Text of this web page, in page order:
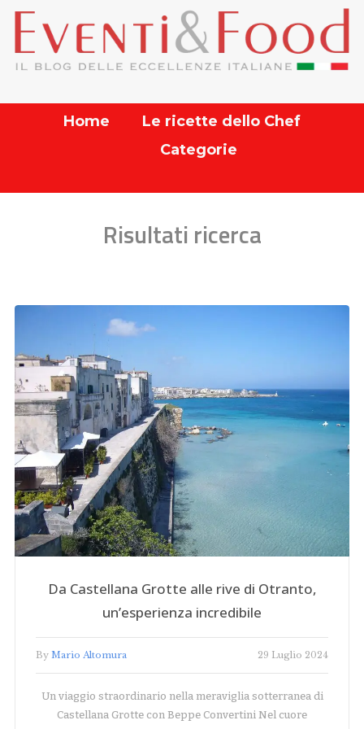
Home
Le ricette dello Chef
Categorie
Risultati ricerca
Da Castellana Grotte alle rive di Otranto,
un’esperienza incredibile
By Mario Altomura 29 Luglio 2024
Un viaggio straordinario nella meraviglia sotterranea di
Castellana Grotte con Beppe Convertini Nel cuore